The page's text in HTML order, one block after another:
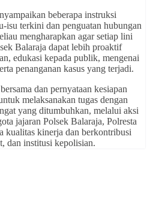
beberapa instruksi
isu terkini dan penguatan hubungan
mengharapkan agar setiap lini
Balaraja dapat lebih proaktif
edukasi kepada publik, mengenai
penanganan kasus yang terjadi.
dan pernyataan kesiapan
melaksanakan tugas dengan
yang ditumbuhkan, melalui aksi
jajaran Polsek Balaraja, Polresta
kualitas kinerja dan berkontribusi
dan institusi kepolisian.